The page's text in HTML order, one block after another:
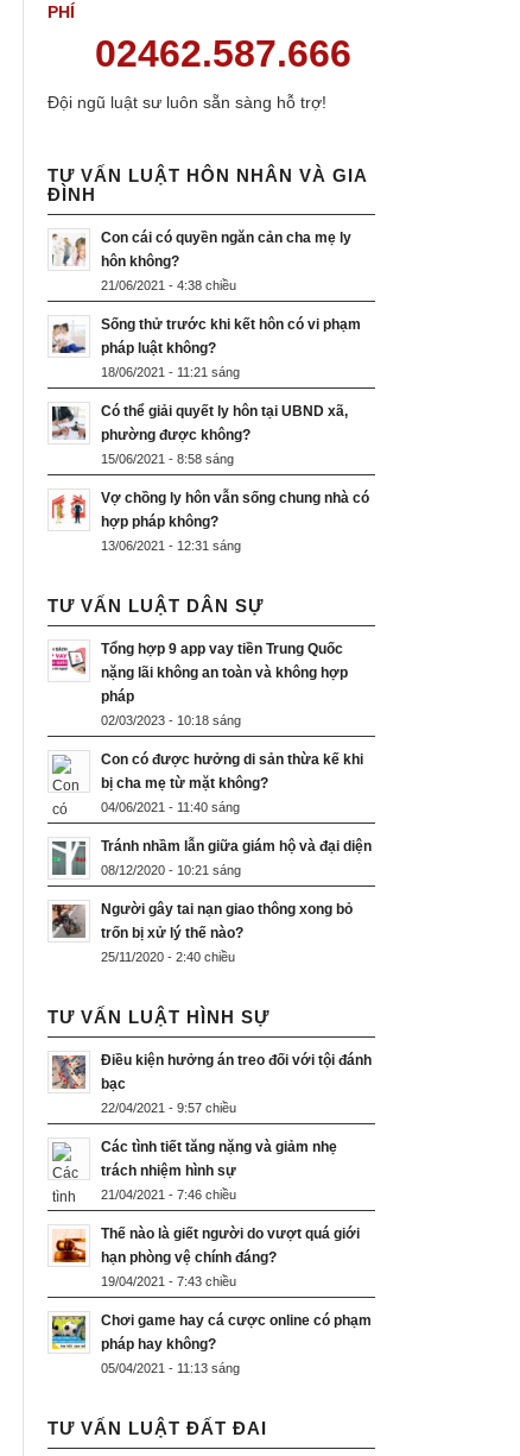
PHÍ
02462.587.666
Đội ngũ luật sư luôn sẵn sàng hỗ trợ!
TƯ VẤN LUẬT HÔN NHÂN VÀ GIA
ĐÌNH
Con cái có quyền ngăn cản cha mẹ ly
hôn không?
21/06/2021 - 4:38 chiều
Sống thử trước khi kết hôn có vi phạm
pháp luật không?
18/06/2021 - 11:21 sáng
Có thể giải quyết ly hôn tại UBND xã,
phường được không?
15/06/2021 - 8:58 sáng
Vợ chồng ly hôn vẫn sống chung nhà có
hợp pháp không?
13/06/2021 - 12:31 sáng
TƯ VẤN LUẬT DÂN SỰ
Tổng hợp 9 app vay tiền Trung Quốc
nặng lãi không an toàn và không hợp
pháp
02/03/2023 - 10:18 sáng
Con có được hưởng di sản thừa kế khi
bị cha mẹ từ mặt không?
04/06/2021 - 11:40 sáng
Tránh nhầm lẫn giữa giám hộ và đại diện
08/12/2020 - 10:21 sáng
Người gây tai nạn giao thông xong bỏ
trốn bị xử lý thế nào?
25/11/2020 - 2:40 chiều
TƯ VẤN LUẬT HÌNH SỰ
Điều kiện hưởng án treo đối với tội đánh
bạc
22/04/2021 - 9:57 chiều
Các tình tiết tăng nặng và giảm nhẹ
trách nhiệm hình sự
21/04/2021 - 7:46 chiều
Thế nào là giết người do vượt quá giới
hạn phòng vệ chính đáng?
19/04/2021 - 7:43 chiều
Chơi game hay cá cược online có phạm
pháp hay không?
05/04/2021 - 11:13 sáng
TƯ VẤN LUẬT ĐẤT ĐAI